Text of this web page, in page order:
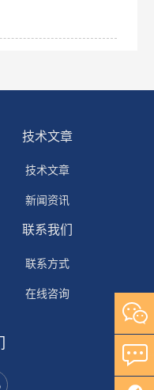
技术文章
技术文章
新闻资讯
联系我们
联系方式
在线咨询